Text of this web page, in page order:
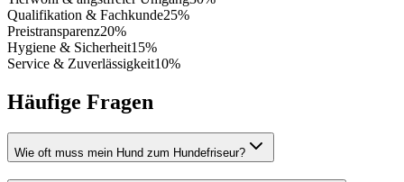
Qualifikation & Fachkunde25%
Preistransparenz20%
Hygiene & Sicherheit15%
Service & Zuverlässigkeit10%
Häufige Fragen
Wie oft muss mein Hund zum Hundefriseur?